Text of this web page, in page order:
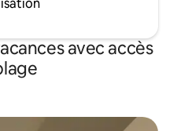
avec accès